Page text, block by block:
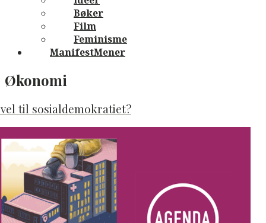
Bøker
Film
Feminisme
ManifestMener
Category
Økonomi
til sosialdemokratiet?